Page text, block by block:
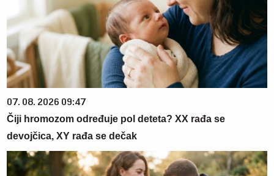
07. 08. 2026 09:47
Čiji hromozom određuje pol deteta? XX rađa se
devojčica, XY rađa se dečak